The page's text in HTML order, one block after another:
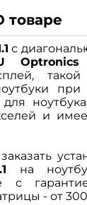
товаре
с
Optronics
при
для
и
на
с
- от